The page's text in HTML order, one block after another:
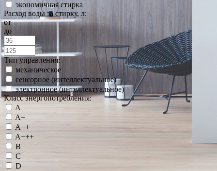
экономичная стирка
Расход воды за стирку, л:
от
до
Тип управления:
механическое
сенсорное (интеллектуальное)
электронное (интеллектуальное)
Класс энергопотребления:
A
A+
A++
A+++
B
C
D